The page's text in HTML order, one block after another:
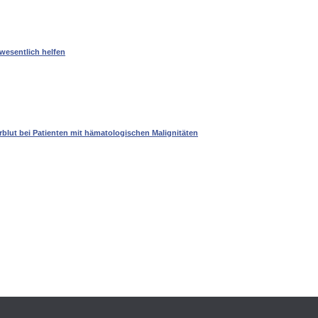
helfen
bei Patienten mit hämatologischen Malignitäten